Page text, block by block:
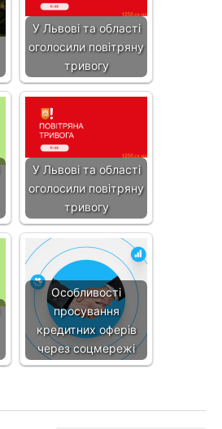
У Львові та області
оголосили повітряну
тривогу
У Львові та області
оголосили повітряну
тривогу
Особливості
просування
кредитних оферів
через соцмережі